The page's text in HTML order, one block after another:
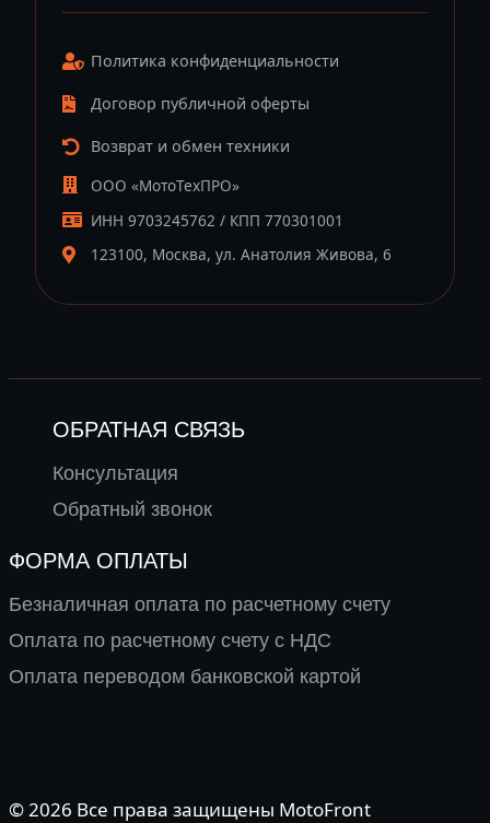
Политика конфиденциальности
Договор публичной оферты
Возврат и обмен техники
ООО «МотоТехПРО»
ИНН 9703245762 / КПП 770301001
123100, Москва, ул. Анатолия Живова, 6
ОБРАТНАЯ СВЯЗЬ
Консультация
Обратный звонок
ФОРМА ОПЛАТЫ
Безналичная оплата по расчетному счету
Оплата по расчетному счету с НДС
Оплата переводом банковской картой
© 2026 Все права защищены MotoFront